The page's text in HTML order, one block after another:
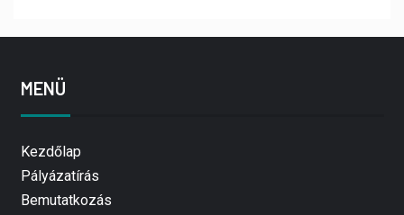
MENÜ
Kezdőlap
Pályázatírás
Bemutatkozás